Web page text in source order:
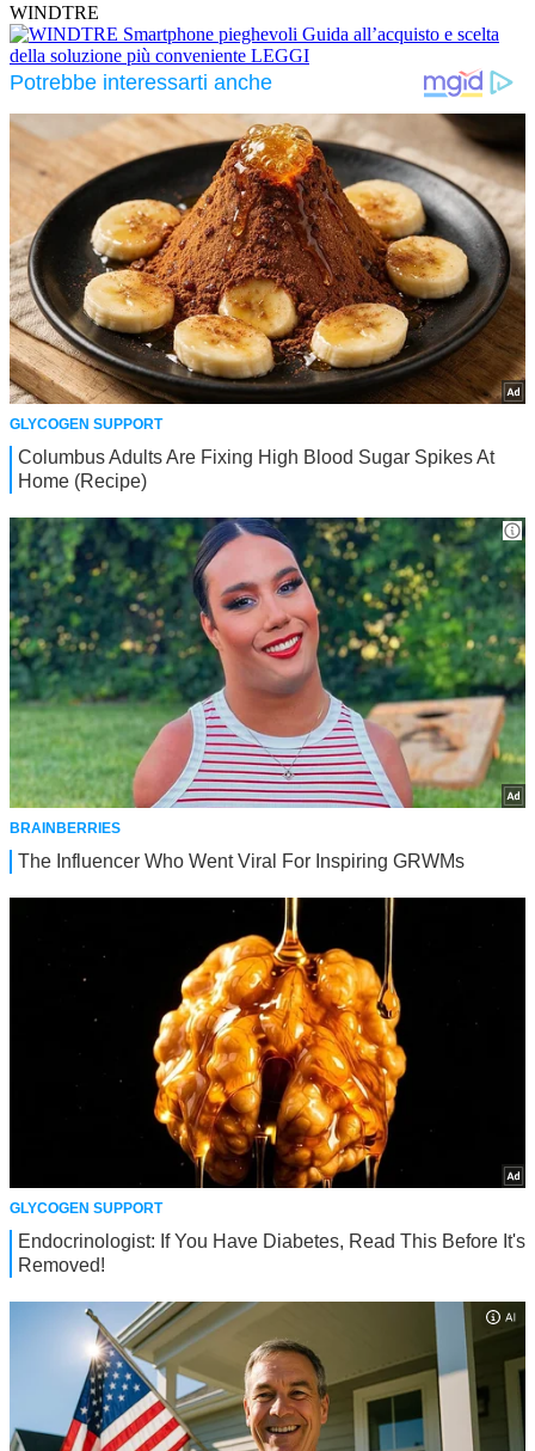
WINDTRE
Smartphone pieghevoli Guida all’acquisto e scelta
della soluzione più conveniente LEGGI